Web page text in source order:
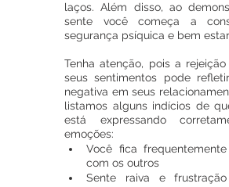
laços. Além disso, ao
sente você começa a
segurança psíquica e bem
Tenha atenção, pois a
seus sentimentos pode
negativa em seus
listamos alguns indícios de
está expressando
emoções:
Você fica
com os outros
Sente raiva e